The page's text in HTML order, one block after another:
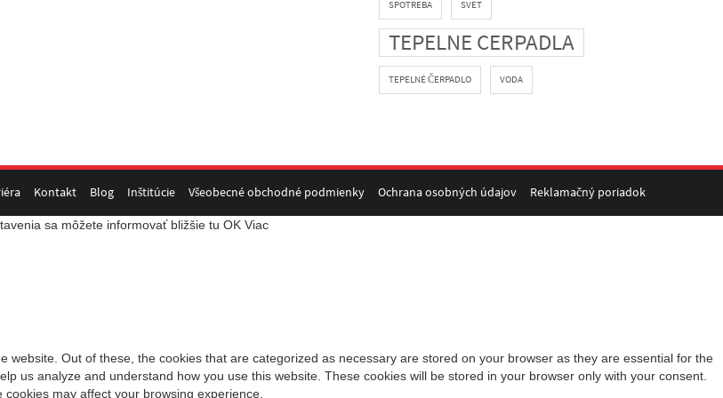
SPOTREBA SVET
TEPELNE CERPADLA
TEPELNÉ ČERPADLO VODA
Kontakt Blog Inštitúcie Všeobecné obchodné podmienky Ochrana osobných údajov Reklamačný poriadok
sa môžete informovať bližšie tu OK Viac
Out of these, the cookies that are categorized as necessary are stored on your browser as they are essential for the
us analyze and understand how you use this website. These cookies will be stored in your browser only with your consent.
may affect your browsing experience.